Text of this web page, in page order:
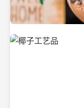
美味的椰子食品